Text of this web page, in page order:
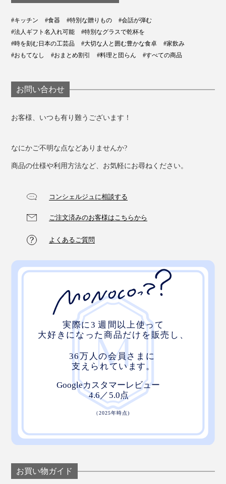
ビールも余すことなく味わって、贅沢な時間を過ごしま
せんか？
#キッチン #食器 #特別な贈りもの
#会話が弾む
#法人ギフト名入れ可能
#特別なグラスで乾杯を
#時を刻む日本の工芸品
#大切な人と囲む豊かな食卓
#家飲み
#おもてなし
#おまとめ割引 #料理と団らん #すべての商品
お問い合わせ
お客様、いつも有り難うございます！
なにかご不明な点などありませんか?
商品の仕様や利用方法など、お気軽にお尋ねください。
コンシェルジュに相談する
ご注文済みのお客様はこちらから
よくあるご質問
お買い物ガイド